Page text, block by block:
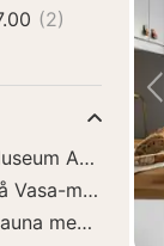
(2)
Vasa-museet
med Polar